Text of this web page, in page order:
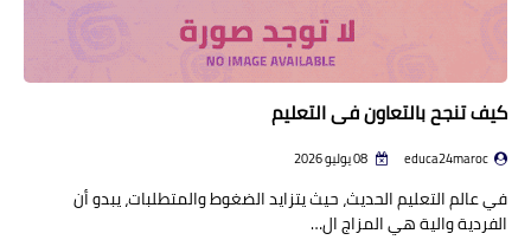
كيف تنجح بالتعاون في التعليم
educa24maroc
في عالم التعليم الحديث، حيث يتزايد الضغوط والمتطلبات، يبدو أن
الفردية والية هي المزاج ال…